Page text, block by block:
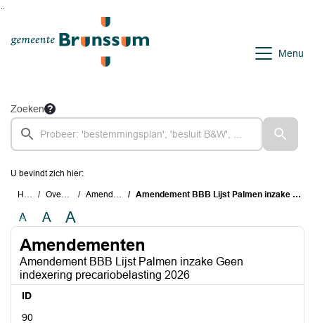
Ga naar de inhoud van deze pagina
Menu
Zoeken
U bevindt zich hier:
Home Overzichten Amendementen Amendement BBB Lijst Palmen inzake Geen indexering precariobelasting 2026
A A A
Amendementen
Amendement BBB Lijst Palmen inzake Geen
indexering precariobelasting 2026
ID
90